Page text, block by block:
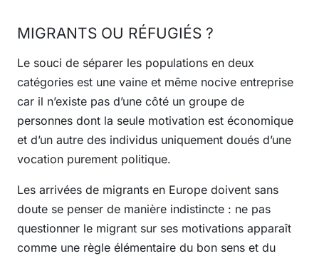
MIGRANTS OU RÉFUGIÉS ?
Le souci de séparer les populations en deux
catégories est une vaine et même nocive entreprise
car il n’existe pas d’une côté un groupe de
personnes dont la seule motivation est économique
et d’un autre des individus uniquement doués d’une
vocation purement politique.
Les arrivées de migrants en Europe doivent sans
doute se penser de manière indistincte : ne pas
questionner le migrant sur ses motivations apparaît
comme une règle élémentaire du bon sens et du